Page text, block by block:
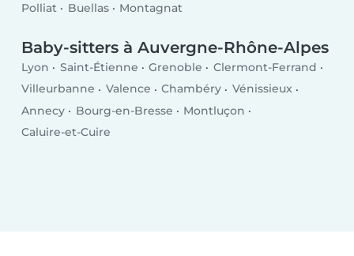
Polliat
Buellas Montagnat
Baby-sitters à Auvergne-Rhône-Alpes
Lyon Saint-Étienne Grenoble
Clermont-Ferrand
Villeurbanne
Valence Chambéry
Vénissieux
Annecy
Bourg-en-Bresse
Montluçon
Caluire-et-Cuire